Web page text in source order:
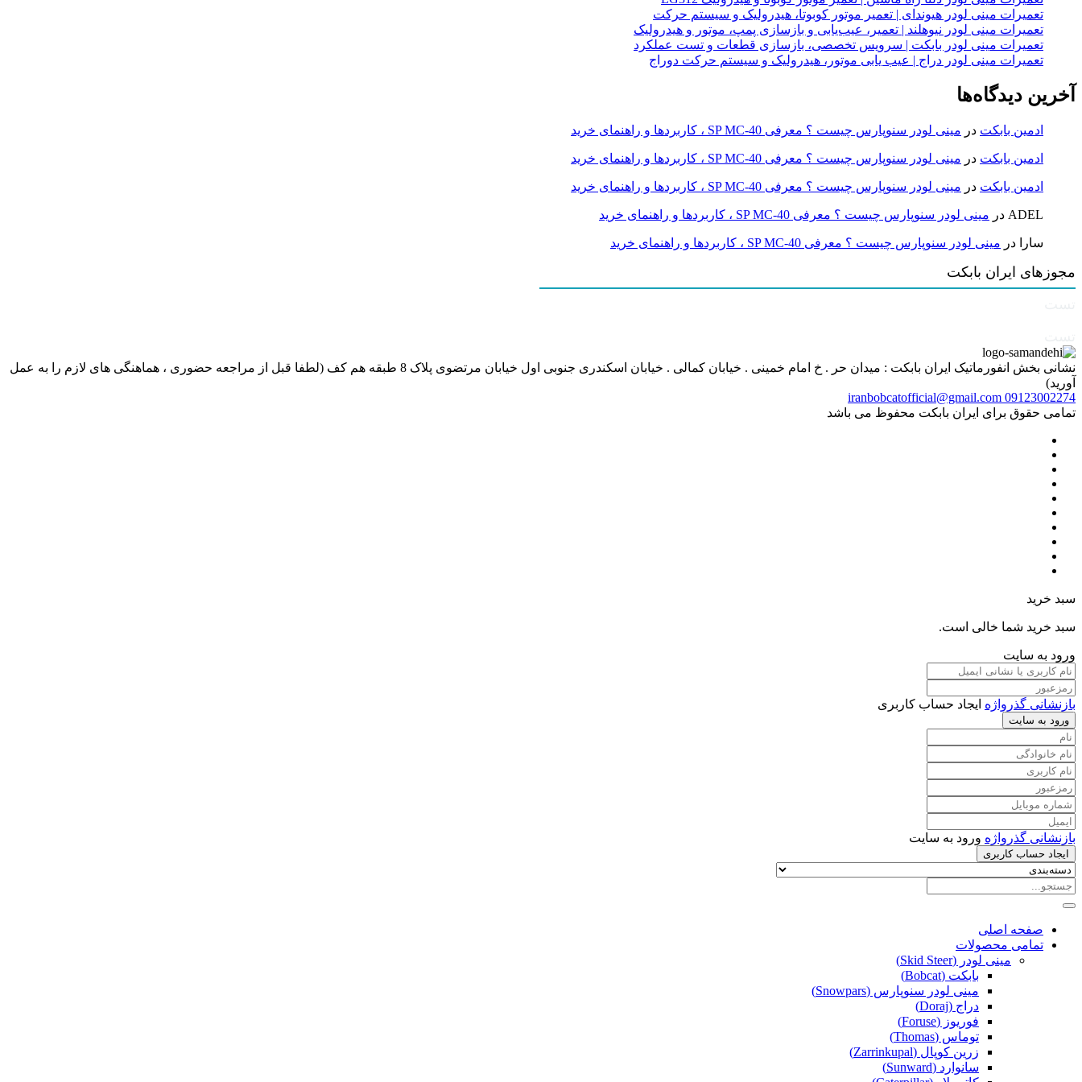
تعمیرات مینی لودر هیوندای | تعمیر موتور کوبوتا، هیدرولیک و سیستم حرکت
تعمیرات مینی لودر نیوهلند | تعمیر، عیب‌یابی و بازسازی پمپ، موتور و هیدرولیک
تعمیرات مینی لودر بابکت | سرویس تخصصی، بازسازی قطعات و تست عملکرد
تعمیرات مینی لودر دراج | عیب یابی موتور، هیدرولیک و سیستم حرکت دوراج
آخرین دیدگاه‌ها
ادمین بابکت در مینی لودر سنوپارس چیست ؟ معرفی SP MC-40 ، کاربردها و راهنمای خرید
ادمین بابکت در مینی لودر سنوپارس چیست ؟ معرفی SP MC-40 ، کاربردها و راهنمای خرید
ادمین بابکت در مینی لودر سنوپارس چیست ؟ معرفی SP MC-40 ، کاربردها و راهنمای خرید
ADEL در مینی لودر سنوپارس چیست ؟ معرفی SP MC-40 ، کاربردها و راهنمای خرید
سارا در مینی لودر سنوپارس چیست ؟ معرفی SP MC-40 ، کاربردها و راهنمای خرید
مجوزهای ایران بابکت
نشانی بخش انفورماتیک ایران بابکت : میدان حر . خ امام خمینی . خیابان کمالی . خیابان اسکندری جنوبی اول خیابان مرتضوی پلاک 8 طبقه هم کف (لطفا قبل از مراجعه حضوری ، هماهنگی های لازم را به عمل
آورید)
09123002274
iranbobcatofficial@gmail.com
تمامی حقوق برای ایران بابکت محفوظ می باشد
سبد خرید
سبد خرید شما خالی است.
ورود به سایت
بازنشانی گذرواژه ایجاد حساب کاربری
ورود به سایت
بازنشانی گذرواژه ورود به سایت
ایجاد حساب کاربری
صفحه اصلی
تمامی محصولات
مینی لودر (Skid Steer)
بابکت (Bobcat)
مینی لودر سنوپارس (Snowpars)
دراج (Doraj)
فوریوز (Foruse)
توماس (Thomas)
زرین کوپال (Zarrinkupal)
سانوارد (Sunward)